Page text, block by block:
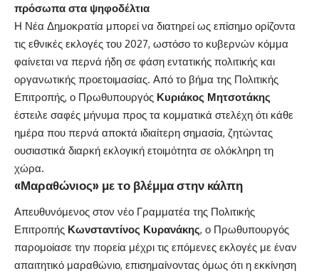
πρόσωπα στα ψηφοδέλτια
Η Νέα Δημοκρατία μπορεί να διατηρεί ως επίσημο ορίζοντα
τις εθνικές εκλογές του 2027, ωστόσο το κυβερνών κόμμα
φαίνεται να περνά ήδη σε φάση εντατικής πολιτικής και
οργανωτικής προετοιμασίας. Από το βήμα της Πολιτικής
Επιτροπής, ο Πρωθυπουργός Κυριάκος Μητσοτάκης
έστειλε σαφές μήνυμα προς τα κομματικά στελέχη ότι κάθε
ημέρα που περνά αποκτά ιδιαίτερη σημασία, ζητώντας
ουσιαστικά διαρκή εκλογική ετοιμότητα σε ολόκληρη τη
χώρα.
«Μαραθώνιος» με το βλέμμα στην κάλπη
Απευθυνόμενος στον νέο Γραμματέα της Πολιτικής
Επιτροπής Κωνσταντίνος Κυρανάκης, ο Πρωθυπουργός
παρομοίασε την πορεία μέχρι τις επόμενες εκλογές με έναν
απαιτητικό μαραθώνιο, επισημαίνοντας όμως ότι η εκκίνηση